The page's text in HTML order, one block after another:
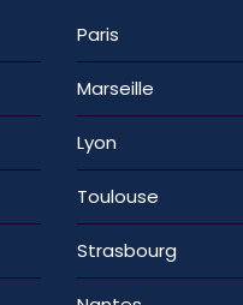
Paris
Marseille
Lyon
Toulouse
Strasbourg